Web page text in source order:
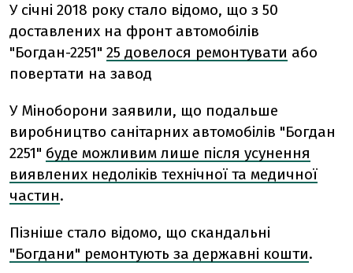
У січні 2018 року стало відомо, що з 50
доставлених на фронт автомобілів
"Богдан-2251" 25 довелося ремонтувати або
повертати на завод
У Міноборони заявили, що подальше
виробництво санітарних автомобілів "Богдан
2251" буде можливим лише після усунення
виявлених недоліків технічної та медичної
частин.
Пізніше стало відомо, що скандальні
"Богдани" ремонтують за державні кошти.